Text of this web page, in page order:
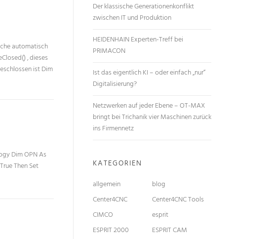
automatisch
‚ dieses
ist Dim
Dim OPN As
Then Set
Der klassische Generationenkonflikt
zwischen IT und Produktion
HEIDENHAIN Experten-Treff bei
PRIMACON
Ist das eigentlich KI – oder einfach „nur“
Digitalisierung?
Netzwerken auf jeder Ebene – OT-MAX
bringt bei Trichanik vier Maschinen zurück
ins Firmennetz
KATEGORIEN
allgemein
blog
Center4CNC
Center4CNC Tools
CIMCO
esprit
ESPRIT 2000
ESPRIT CAM